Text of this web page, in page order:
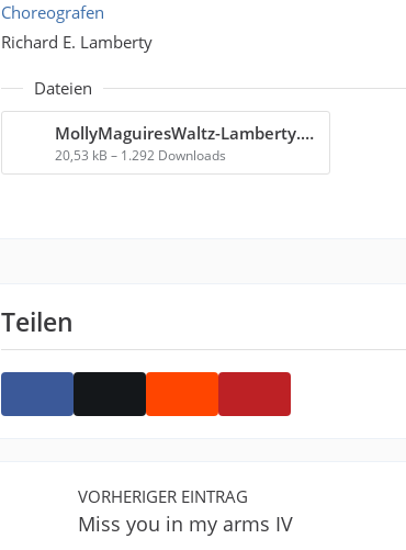
Choreografen
Richard E. Lamberty
Dateien
MollyMaguiresWaltz-Lamberty.pdf
20,53 kB – 1.292 Downloads
Teilen
VORHERIGER EINTRAG
Miss you in my arms IV